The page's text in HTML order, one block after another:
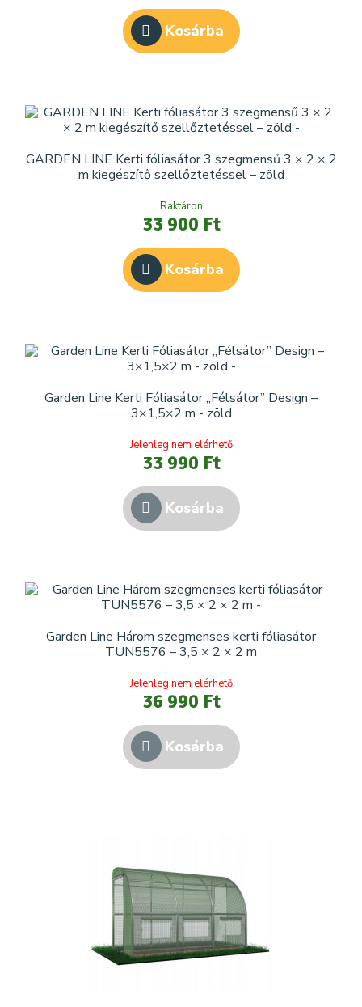
Kosárba
GARDEN LINE Kerti fóliasátor 3 szegmensű 3 × 2 × 2
m kiegészítő szellőztetéssel – zöld
Raktáron
33 900 Ft
Kosárba
Garden Line Kerti Fóliasátor „Félsátor” Design –
3×1,5×2 m - zöld
Jelenleg nem elérhető
33 990 Ft
Kosárba
Garden Line Három szegmenses kerti fóliasátor
TUN5576 – 3,5 × 2 × 2 m
Jelenleg nem elérhető
36 990 Ft
Kosárba